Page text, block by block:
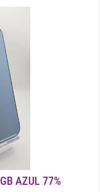
AZUL 77%